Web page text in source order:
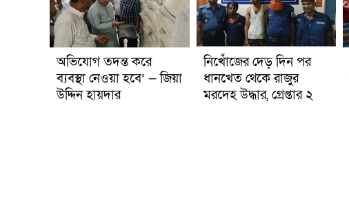
অভিযোগ তদন্ত করে
ব্যবস্থা নেওয়া হবে’ — জিয়া
উদ্দিন হায়দার
নিখোঁজের দেড় দিন পর
ধানখেত থেকে রাজুর
মরদেহ উদ্ধার, গ্রেপ্তার ২